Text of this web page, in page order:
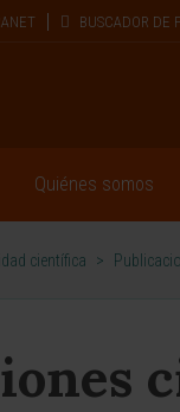
BUSCADOR DE
Quiénes somos
científica >